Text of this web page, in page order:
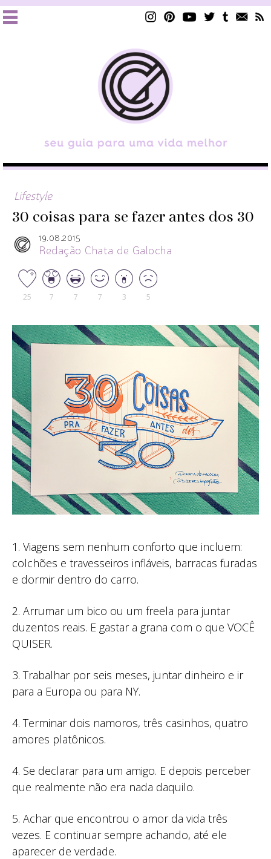
Lifestyle
30 coisas para se fazer antes dos 30
19.08.2015
Redação Chata de Galocha
25 7 7 7 3 5
1. Viagens sem nenhum conforto que incluem:
colchões e travesseiros infláveis, barracas furadas
e dormir dentro do carro.
2. Arrumar um bico ou um freela para juntar
duzentos reais. E gastar a grana com o que VOCÊ
QUISER.
3. Trabalhar por seis meses, juntar dinheiro e ir
para a Europa ou para NY.
4. Terminar dois namoros, três casinhos, quatro
amores platônicos.
4. Se declarar para um amigo. E depois perceber
que realmente não era nada daquilo.
5. Achar que encontrou o amor da vida três
vezes. E continuar sempre achando, até ele
aparecer de verdade.